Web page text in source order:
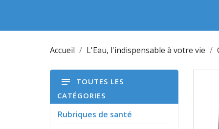
Accueil L'Eau, l'indispensable à votre vie
TOUTES LES
CATÉGORIES
Rubriques de santé